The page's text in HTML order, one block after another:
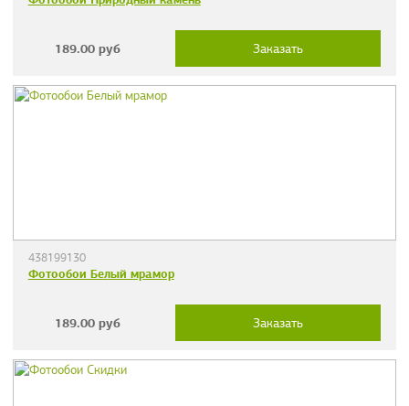
189.00 руб Заказать
438199130
Фотообои Белый мрамор
189.00 руб Заказать